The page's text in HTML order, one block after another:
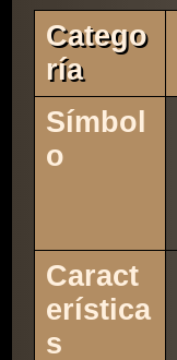
Catego
Ría
Símbol
o
Caract
erística
s